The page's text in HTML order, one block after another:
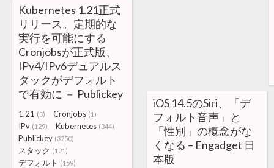
Kubernetes 1.21正式
リリース。定期的な
実行を可能にする
Cronjobsが正式版、
IPv4/IPv6デュアルス
タックがデフォルト
で有効に － Publickey
1.21 (3) Cronjobs (1)
IPv (129) Kubernetes (344)
Publickey (3250)
スタック (121)
デフォルト (159)
iOS 14.5のSiri、「デ
フォルト音声」と
「性別」の概念がな
くなる – Engadget 日
本版